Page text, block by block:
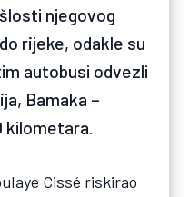
njegovog
rijeke, odakle su
autobusi odvezli
Bamaka –
kilometara.
Cissé riskirao